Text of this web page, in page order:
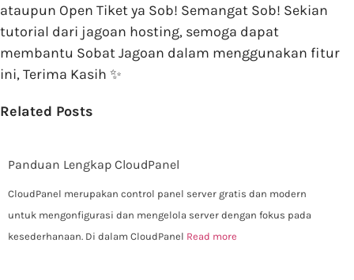
ataupun Open Tiket ya Sob! Semangat Sob! Sekian
tutorial dari jagoan hosting, semoga dapat
membantu Sobat Jagoan dalam menggunakan fitur
ini, Terima Kasih ✨
Related Posts
Panduan Lengkap CloudPanel
CloudPanel merupakan control panel server gratis dan modern
untuk mengonfigurasi dan mengelola server dengan fokus pada
kesederhanaan. Di dalam CloudPanel Read more